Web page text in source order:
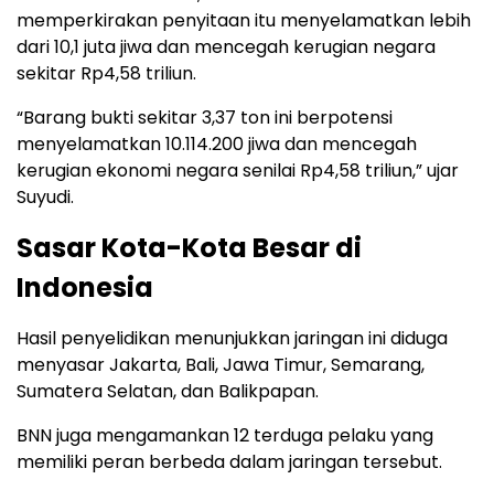
memperkirakan penyitaan itu menyelamatkan lebih
dari 10,1 juta jiwa dan mencegah kerugian negara
sekitar Rp4,58 triliun.
“Barang bukti sekitar 3,37 ton ini berpotensi
menyelamatkan 10.114.200 jiwa dan mencegah
kerugian ekonomi negara senilai Rp4,58 triliun,” ujar
Suyudi.
Sasar Kota-Kota Besar di
Indonesia
Hasil penyelidikan menunjukkan jaringan ini diduga
menyasar Jakarta, Bali, Jawa Timur, Semarang,
Sumatera Selatan, dan Balikpapan.
BNN juga mengamankan 12 terduga pelaku yang
memiliki peran berbeda dalam jaringan tersebut.